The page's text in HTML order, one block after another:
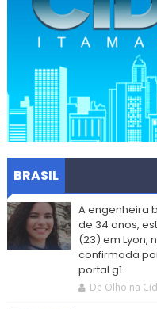
BRASIL
A engenheira
de 34 anos,
(23) em Lyon,
confirmada
portal g1.
De Olho na